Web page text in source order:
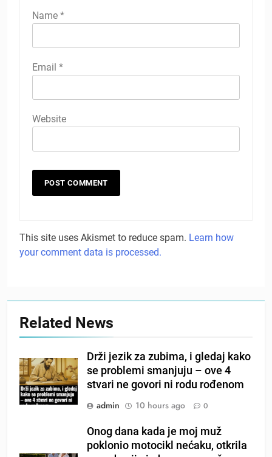
Name *
Email *
Website
This site uses Akismet to reduce spam. Learn how
your comment data is processed.
Related News
Drži jezik za zubima, i gledaj kako
se problemi smanjuju – ove 4
stvari ne govori ni rodu rođenom
admin
10 hours ago 0
Onog dana kada je moj muž
poklonio motocikl nećaku, otkrila